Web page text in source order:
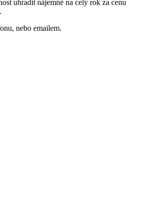
uhradit nájemné na celý rok za cenu
nebo emailem.